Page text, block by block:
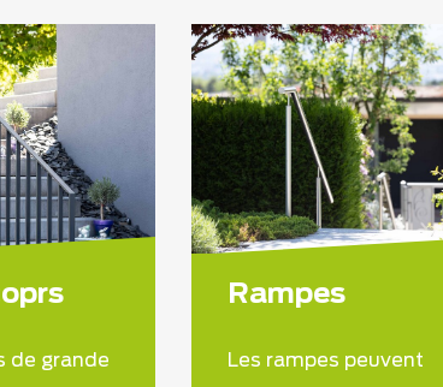
de grande
Rampes
Les rampes peuvent